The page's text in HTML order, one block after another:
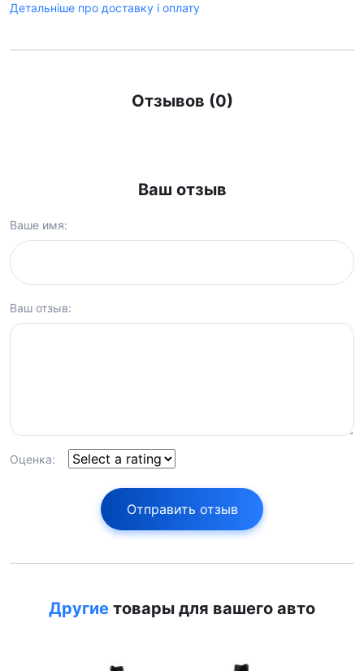
Детальніше про доставку і оплату
Отзывов (0)
Ваш отзыв
Ваше имя:
Ваш отзыв:
Оценка:
Отправить отзыв
Другие товары для вашего авто